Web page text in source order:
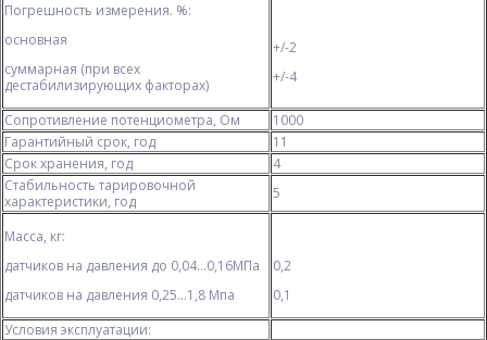
Погрешность измерения. %:
основная
суммарная (при всех
дестабилизирующих факторах)
+/-2
+/-4
Сопротивление потенциометра, Ом
1000
Гарантийный срок, год
11
Срок хранения, год
4
Стабильность тарировочной
характеристики, год
5
Масса, кг:
датчиков на давления до 0,04...0,16МПа
датчиков на давления 0,25...1,8 Мпа
0,2
0,1
Условия эксплуатации: